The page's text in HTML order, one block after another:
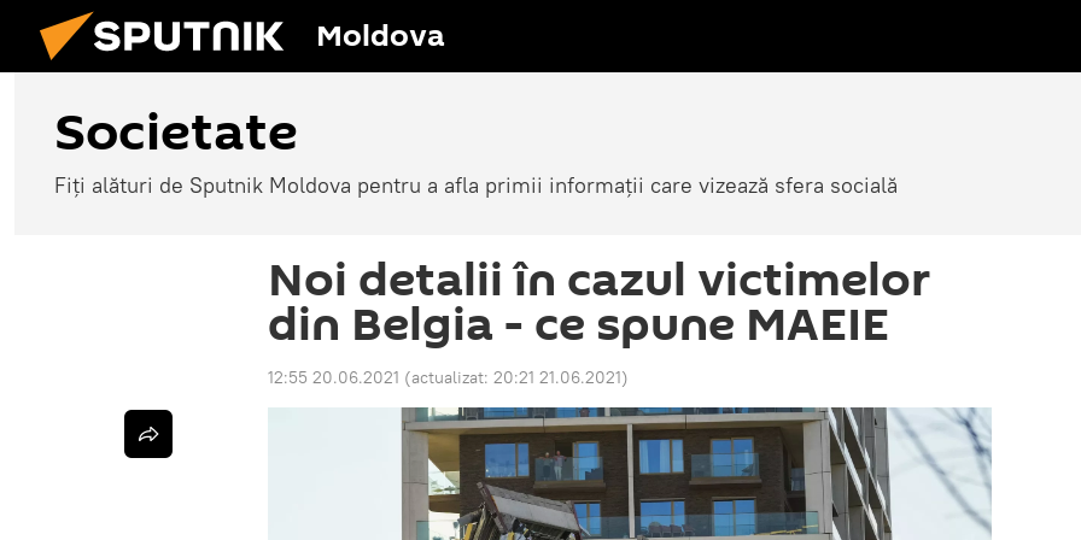
Moldova
Societate
Fiți alături de Sputnik Moldova pentru a afla primii informații care vizează sfera socială
Noi detalii în cazul victimelor
din Belgia - ce spune MAEIE
12:55 20.06.2021 (actualizat: 20:21 21.06.2021)